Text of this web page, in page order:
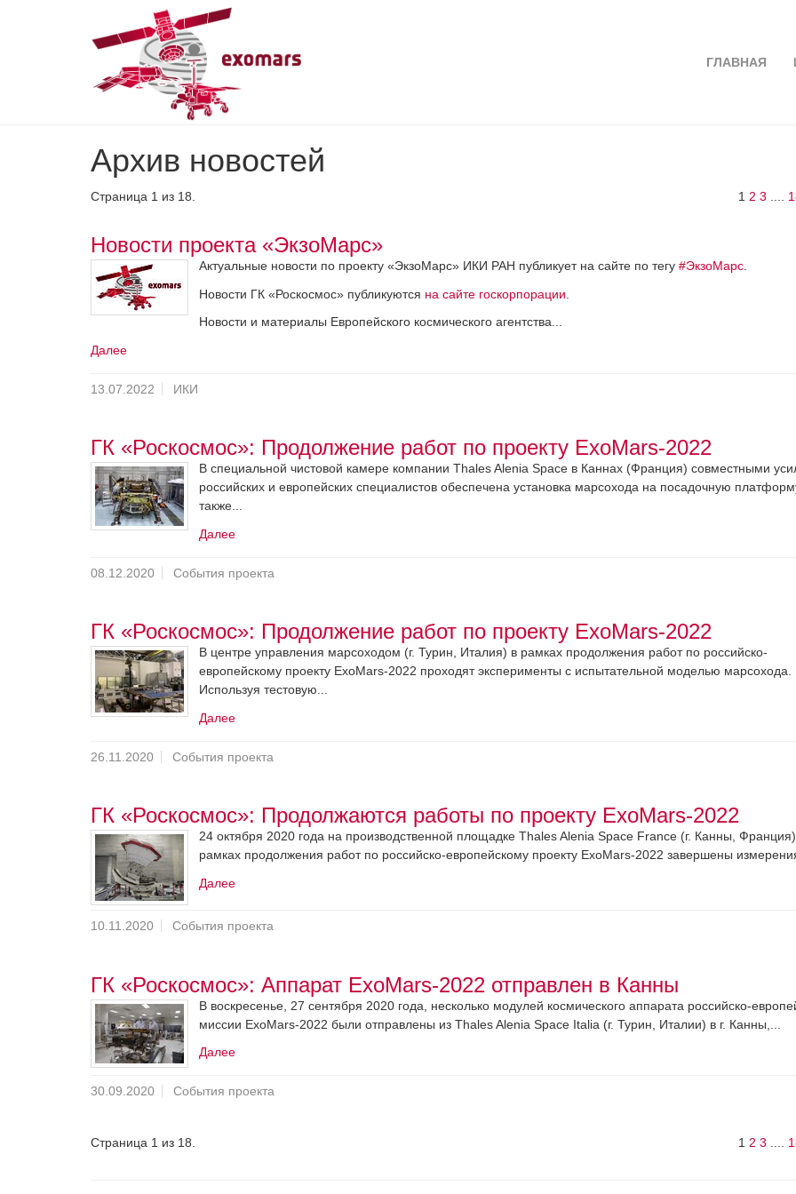
ГЛАВНАЯ
Архив новостей
Страница 1 из 18. 1 2 3
Новости проекта «ЭкзоМарс»
Актуальные новости по проекту «ЭкзоМарс» ИКИ РАН публикует на сайте по тегу #ЭкзоМарс
Новости ГК «Роскосмос» публикуются на сайте госкорпорации
Новости и материалы Европейского космического агентства...
Далее
13.07.2022 ИКИ
ГК «Роскосмос»: Продолжение работ по проекту ExoMars-2022
В специальной чистовой камере компании Thales Alenia Space в Каннах (Франция) совместными
российских и европейских специалистов обеспечена установка марсохода на посадочную
также...
Далее
08.12.2020 События проекта
ГК «Роскосмос»: Продолжение работ по проекту ExoMars-2022
В центре управления марсоходом (г. Турин, Италия) в рамках продолжения работ по российско-
европейскому проекту ExoMars-2022 проходят эксперименты с испытательной моделью марсохода.
Используя тестовую...
Далее
26.11.2020 События проекта
ГК «Роскосмос»: Продолжаются работы по проекту ExoMars-2022
24 октября 2020 года на производственной площадке Thales Alenia Space France (г. Канны,
рамках продолжения работ по российско-европейскому проекту ExoMars-2022 завершены
Далее
10.11.2020 События проекта
ГК «Роскосмос»: Аппарат ExoMars-2022 отправлен в Канны
В воскресенье, 27 сентября 2020 года, несколько модулей космического аппарата российско-
миссии ExoMars-2022 были отправлены из Thales Alenia Space Italia (г. Турин, Италии) в г. Канны,...
Далее
30.09.2020 События проекта
Страница 1 из 18. 1 2 3